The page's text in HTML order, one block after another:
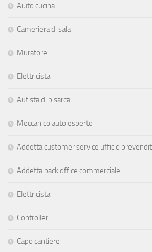
Aiuto cucina
Cameriera di sala
Muratore
Elettricista
Autista di bisarca
Meccanico auto esperto
Addetta customer service ufficio
Addetta back office commerciale
Elettricista
Controller
Capo cantiere